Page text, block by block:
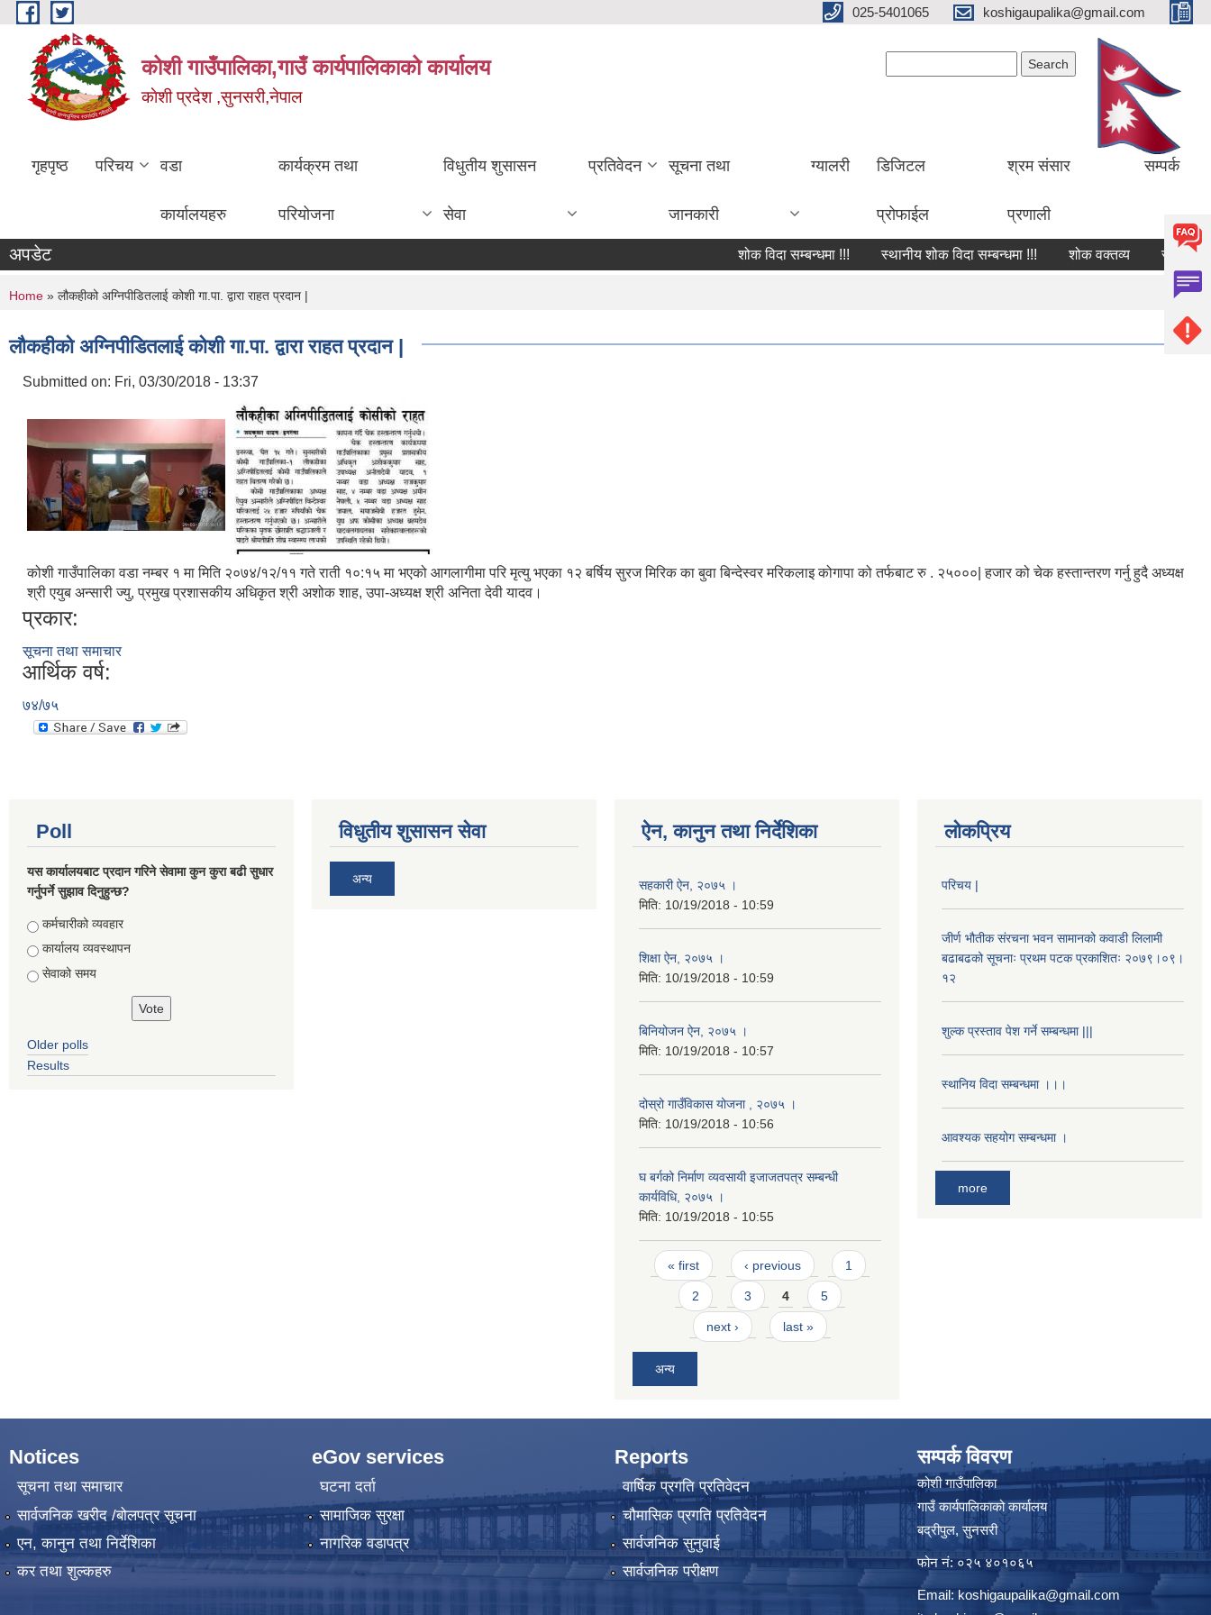
Skip to main content 025-5401065 koshigaupalika@gmail.com
कोशी गाउँपालिका,गाउँ कार्यपालिकाको कार्यालय
काेशी प्रदेश ,सुनसरी,नेपाल
गृहपृष्ठ परिचय वडा
कार्यालयहरु
कार्यक्रम तथा
परियोजना
विधुतीय शुसासन
सेवा
प्रतिवेदन सूचना तथा
जानकारी
ग्यालरी डिजिटल
प्रोफाईल
श्रम संसार
प्रणाली
सम्पर्क
अपडेट शोक विदा सम्बन्धमा !!! स्थानीय शोक विदा सम्बन्धमा !!! शोक वक्तव्य सार्वजनिक
You are here
Home » लौकहीको अग्निपीडितलाई कोशी गा.पा. द्वारा राहत प्रदान |
लौकहीको अग्निपीडितलाई कोशी गा.पा. द्वारा राहत प्रदान |
Submitted on: Fri, 03/30/2018 - 13:37
कोशी गाउँपालिका वडा नम्बर १ मा मिति २०७४/१२/११ गते राती १०:१५ मा भएको आगलागीमा परि मृत्यु भएका १२ बर्षिय सुरज मिरिक का बुवा बिन्देस्वर मरिकलाइ कोगापा को तर्फबाट रु . २५०००| हजार को चेक हस्तान्तरण गर्नु हुदै अध्यक्ष
श्री एयुब अन्सारी ज्यु, प्रमुख प्रशासकीय अधिकृत श्री अशोक शाह, उपा-अध्यक्ष श्री अनिता देवी यादव।
प्रकार:
सूचना तथा समाचार
आर्थिक वर्ष:
७४/७५
Poll
यस कार्यालयबाट प्रदान गरिने सेवामा कुन कुरा बढी सुधार
गर्नुपर्ने सुझाव दिनुहुन्छ?
Choices
कर्मचारीको व्यवहार
कार्यालय व्यवस्थापन
सेवाको समय
Older polls
Results
विधुतीय शुसासन सेवा
अन्य
ऐन, कानुन तथा निर्देशिका
सहकारी ऐन, २०७५ ।
मिति: 10/19/2018 - 10:59
शिक्षा ऐन, २०७५ ।
मिति: 10/19/2018 - 10:59
बिनियोजन ऐन, २०७५ ।
मिति: 10/19/2018 - 10:57
दोस्रो गाउँविकास योजना , २०७५ ।
मिति: 10/19/2018 - 10:56
घ बर्गको निर्माण व्यवसायी इजाजतपत्र सम्बन्धी
कार्यविधि, २०७५ ।
मिति: 10/19/2018 - 10:55
Pages
« first ‹ previous 1
2 3 4 5
next › last »
अन्य
लोकप्रिय
परिचय |
जीर्ण भौतीक संरचना भवन सामानको कवाडी लिलामी
बढाबढको सूचनाः प्रथम पटक प्रकाशितः २०७९।०९।
१२
शुल्क प्रस्ताव पेश गर्ने सम्बन्धमा |||
स्थानिय विदा सम्बन्धमा ।।।
आवश्यक सहयोग सम्बन्धमा ।
more
Notices
सूचना तथा समाचार
सार्वजनिक खरीद /बोलपत्र सूचना
एन, कानुन तथा निर्देशिका
कर तथा शुल्कहरु
eGov services
घटना दर्ता
सामाजिक सुरक्षा
नागरिक वडापत्र
Reports
वार्षिक प्रगति प्रतिवेदन
चौमासिक प्रगति प्रतिवेदन
सार्वजनिक सुनुवाई
सार्वजनिक परीक्षण
सम्पर्क विवरण
कोशी गाउँपालिका
गाउँ कार्यपालिकाको कार्यालय
बद्रीपुल, सुनसरी
फोन नं: ०२५ ४०१०६५
Email: koshigaupalika@gmail.com